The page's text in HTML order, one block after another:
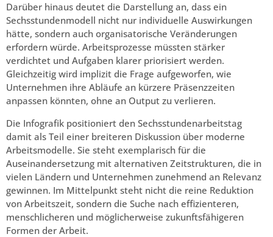
Darüber hinaus deutet die Darstellung an, dass ein
Sechsstundenmodell nicht nur individuelle Auswirkungen
hätte, sondern auch organisatorische Veränderungen
erfordern würde. Arbeitsprozesse müssten stärker
verdichtet und Aufgaben klarer priorisiert werden.
Gleichzeitig wird implizit die Frage aufgeworfen, wie
Unternehmen ihre Abläufe an kürzere Präsenzzeiten
anpassen könnten, ohne an Output zu verlieren.
Die Infografik positioniert den Sechsstundenarbeitstag
damit als Teil einer breiteren Diskussion über moderne
Arbeitsmodelle. Sie steht exemplarisch für die
Auseinandersetzung mit alternativen Zeitstrukturen, die in
vielen Ländern und Unternehmen zunehmend an Relevanz
gewinnen. Im Mittelpunkt steht nicht die reine Reduktion
von Arbeitszeit, sondern die Suche nach effizienteren,
menschlicheren und möglicherweise zukunftsfähigeren
Formen der Arbeit.